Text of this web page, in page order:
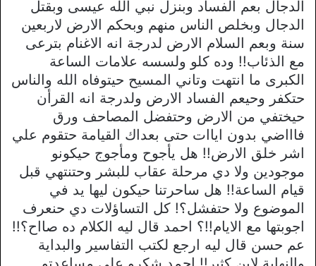
الدجال بعم الفساد وبنزل نبي الله عيسى وبقتل
الدجال وبخلص الناس منهم وبحكم الارض لاربعين
سنة وبعم السلام الارض لدرجة انه الاغنام بترعى
مع الذئاب!! وده كلو ولسسه علامات الساعة
الكبرى ما انتهت وتاني المسيح حيتوفاه الله والناس
حتكفر وحيعم الفساد الارض ولدرجة انه القرأن
حيختفي من الارض وحتفضل المصاحف ورق
فاااضي بدون اياات حتى بعداك القيامة حتقوم علي
اشر خلق الارض!! هل يأجوح ومأجوج حيكونو
موجودين ولا دي مرحلة عقاب للبشر وحتنتهي قبل
قيام الساعة!! هل ساحرتنا حيكون ليها يد في
الموضوع ولا حتفشل؟! كل التساؤلات دي حنعرف
اجوبتها مع الايام!!؟ احمد قال ليه الكلام ده صااح؟!!
عم حسن قال ليه ارجع لكتب التفاسير والبداية